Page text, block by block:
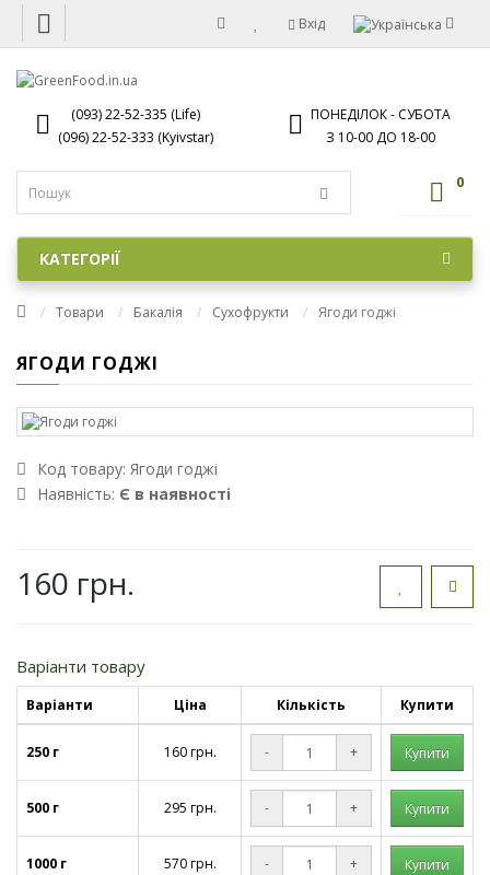
Вхід
(093) 22-52-335 (Life)
(096) 22-52-333 (Kyivstar)
ПОНЕДІЛОК - СУБОТА
З 10-00 ДО 18-00
0
КАТЕГОРІЇ
Товари Бакалія Сухофрукти Ягоди годжі
ЯГОДИ ГОДЖІ
Код товару: Ягоди годжі
Наявність: Є в наявності
160 грн.
Варіанти товару
Варіанти Ціна Кількість Купити
250 г 160 грн. - +
500 г 295 грн. - +
1000 г 570 грн. - +